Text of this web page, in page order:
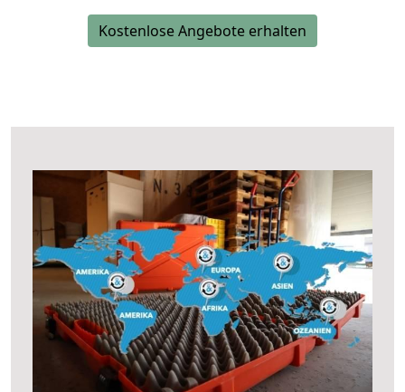
Kostenlose Angebote erhalten